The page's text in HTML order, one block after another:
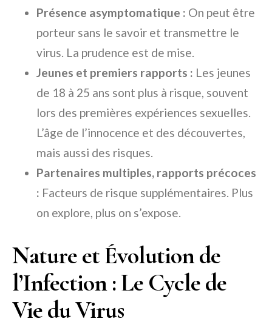
Présence asymptomatique : On peut être
porteur sans le savoir et transmettre le
virus. La prudence est de mise.
Jeunes et premiers rapports : Les jeunes
de 18 à 25 ans sont plus à risque, souvent
lors des premières expériences sexuelles.
L’âge de l’innocence et des découvertes,
mais aussi des risques.
Partenaires multiples, rapports précoces
: Facteurs de risque supplémentaires. Plus
on explore, plus on s’expose.
Nature et Évolution de
l’Infection : Le Cycle de
Vie du Virus